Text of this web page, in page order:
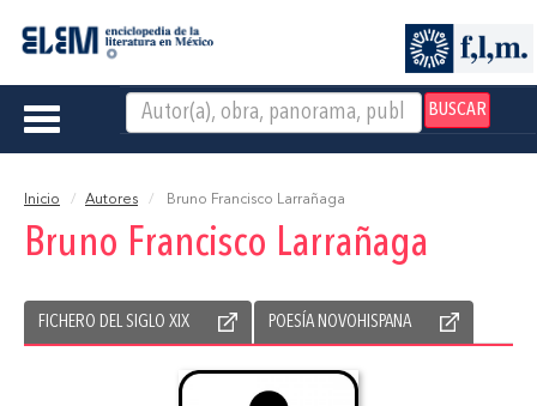
BUSCAR
Toggle
Inicio Autores Bruno Francisco Larrañaga
Bruno Francisco Larrañaga
FICHERO DEL SIGLO XIX POESÍA NOVOHISPANA